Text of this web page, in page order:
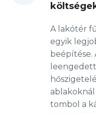
A lakótér
egyik
beépítése.
ablakoknál
tombol a